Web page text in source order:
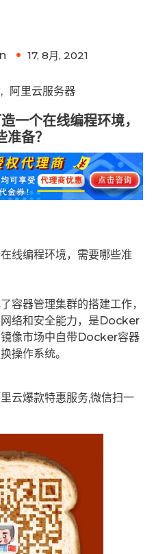
17, 8月, 2021
, 阿里云服务器
一个在线编程环境，
准备？
线编程环境，需要哪些准
容器管理集群的搭建工作，
络和安全能力，是Docker
像市场中自带Docker容器
操作系统。
云爆款特惠服务,微信扫一